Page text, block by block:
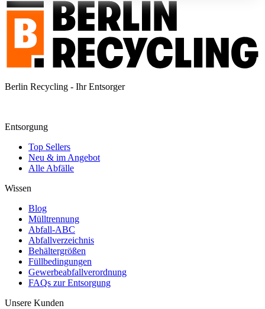
Berlin Recycling - Ihr Entsorger
Entsorgung
Top Sellers
Neu & im Angebot
Alle Abfälle
Wissen
Blog
Mülltrennung
Abfall-ABC
Abfallverzeichnis
Behältergrößen
Füllbedingungen
Gewerbeabfallverordnung
FAQs zur Entsorgung
Unsere Kunden